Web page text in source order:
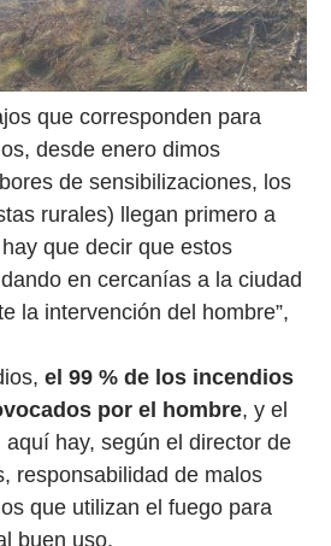
que corresponden para
desde enero dimos
de sensibilizaciones, los
rurales) llegan primero a
que decir que estos
en cercanías a la ciudad
la intervención del hombre”,
el 99 % de los incendios
por el hombre, y el
hay, según el director de
responsabilidad de malos
que utilizan el fuego para
buen uso.